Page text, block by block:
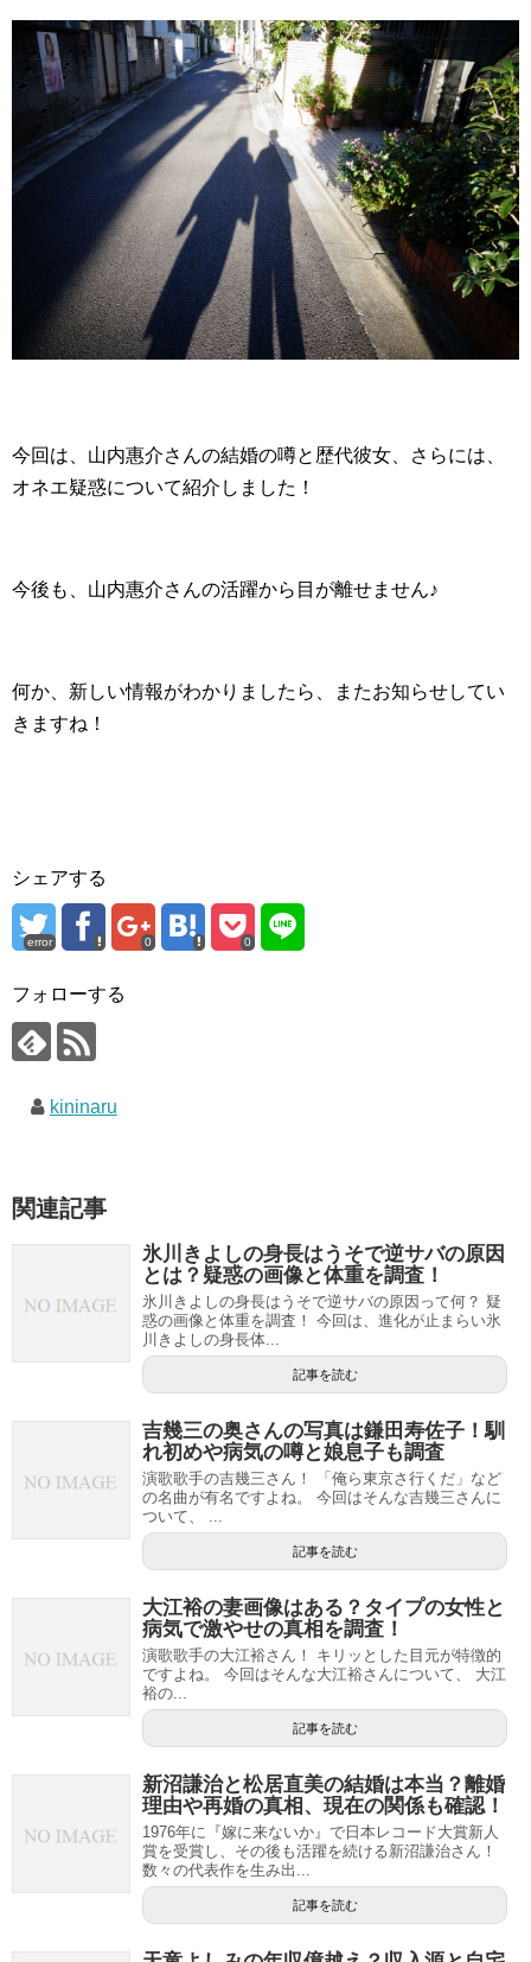
今回は、山内惠介さんの結婚の噂と歴代彼女、さらには、
オネエ疑惑について紹介しました！
今後も、山内惠介さんの活躍から目が離せません♪
何か、新しい情報がわかりましたら、またお知らせしてい
きますね！
シェアする
error 0 0
フォローする
kininaru
関連記事
氷川きよしの身長はうそで逆サバの原因
とは？疑惑の画像と体重を調査！
氷川きよしの身長はうそで逆サバの原因って何？ 疑
惑の画像と体重を調査！ 今回は、進化が止まらい氷
川きよしの身長体...
記事を読む
吉幾三の奥さんの写真は鎌田寿佐子！馴
れ初めや病気の噂と娘息子も調査
演歌歌手の吉幾三さん！ 「俺ら東京さ行くだ」など
の名曲が有名ですよね。 今回はそんな吉幾三さんに
ついて、 ...
記事を読む
大江裕の妻画像はある？タイプの女性と
病気で激やせの真相を調査！
演歌歌手の大江裕さん！ キリッとした目元が特徴的
ですよね。 今回はそんな大江裕さんについて、 大江
裕の...
記事を読む
新沼謙治と松居直美の結婚は本当？離婚
理由や再婚の真相、現在の関係も確認！
1976年に『嫁に来ないか』で日本レコード大賞新人
賞を受賞し、その後も活躍を続ける新沼謙治さん！
数々の代表作を生み出...
記事を読む